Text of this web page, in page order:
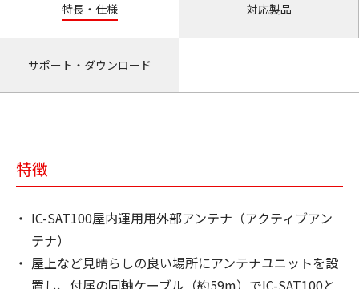
特長・仕様 対応製品
サポート・ダウンロード
特徴
IC-SAT100屋内運用用外部アンテナ（アクティブアン
テナ）
屋上など見晴らしの良い場所にアンテナユニットを設
置し、付属の同軸ケーブル（約59m）でIC-SAT100と